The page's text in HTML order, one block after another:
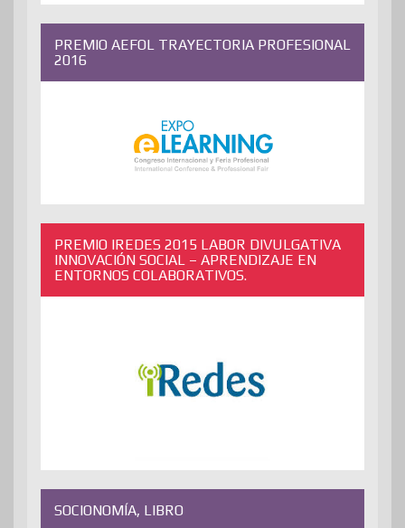
PREMIO AEFOL TRAYECTORIA PROFESIONAL
2016
PREMIO IREDES 2015 LABOR DIVULGATIVA
INNOVACIÓN SOCIAL – APRENDIZAJE EN
ENTORNOS COLABORATIVOS.
SOCIONOMÍA, LIBRO